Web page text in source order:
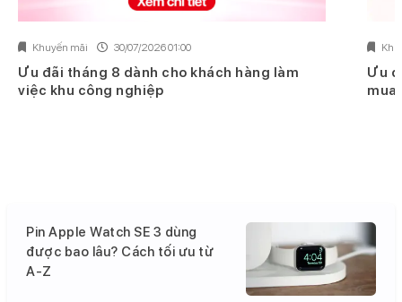
Khuyến mãi 30/07/2026 01:00
Ưu đãi tháng 8 dành cho khách hàng làm
việc khu công nghiệp
Ưu
mua
Pin Apple Watch SE 3 dùng
được bao lâu? Cách tối ưu từ
A-Z